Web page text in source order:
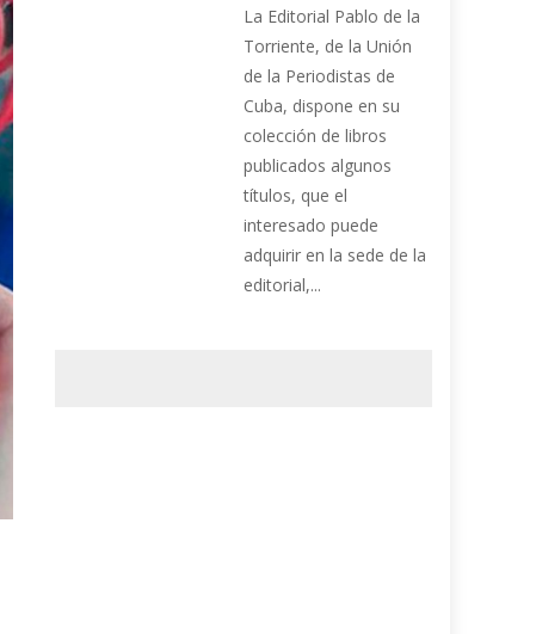
La Editorial Pablo de la
Torriente, de la Unión
de la Periodistas de
Cuba, dispone en su
colección de libros
publicados algunos
títulos, que el
interesado puede
adquirir en la sede de la
editorial,...